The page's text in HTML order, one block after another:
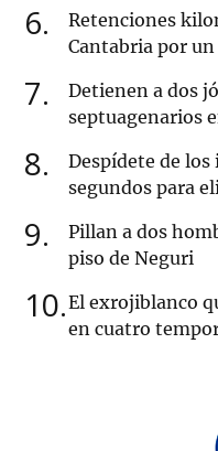
6
Retenciones
Cantabria por
7
Detienen a dos
septuagenarios
8
Despídete de
segundos para
9
Pillan a dos
piso de Neguri
10 El exrojiblanco
en cuatro